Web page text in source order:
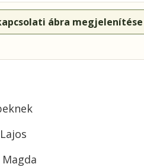
ábra megjelenítése